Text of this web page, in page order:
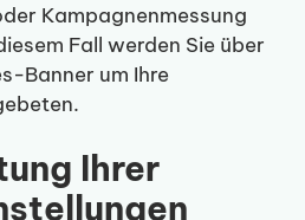
Kampagnenmessung
Fall werden Sie über
Banner um Ihre
Ihrer